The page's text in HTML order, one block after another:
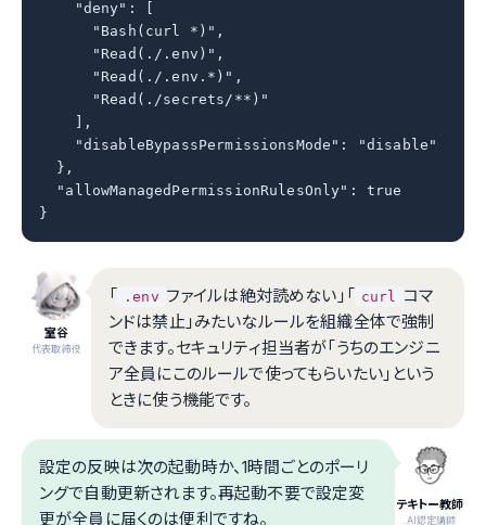
    "deny": [
      "Bash(curl *)",
      "Read(./.env)",
      "Read(./.env.*)",
      "Read(./secrets/**)"
    ],
    "disableBypassPermissionsMode": "disable"
  },
  "allowManagedPermissionRulesOnly": true
}
室谷
代表取締役
「 .env ファイルは絶対読めない」「 curl コマ
ンドは禁止」みたいなルールを組織全体で強制
できます。セキュリティ担当者が「うちのエンジニ
ア全員にこのルールで使ってもらいたい」という
ときに使う機能です。
テキトー教師
.AI認定講師
設定の反映は次の起動時か、1時間ごとのポーリ
ングで自動更新されます。再起動不要で設定変
更が全員に届くのは便利ですね。